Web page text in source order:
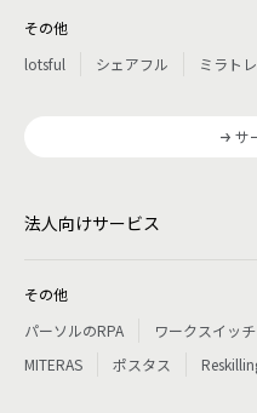
その他
lotsful
シェアフル ミラトレ
サ
法人向けサービス
その他
パーソルのRPA
ワークスイッ
MITERAS
ポスタス